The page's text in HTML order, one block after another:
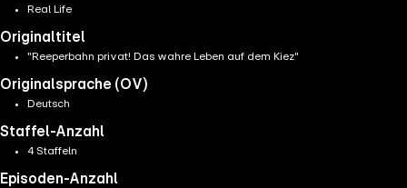
Real Life
Originaltitel
"Reeperbahn privat! Das wahre Leben auf dem Kiez"
Originalsprache (OV)
Deutsch
Staffel-Anzahl
4 Staffeln
Episoden-Anzahl